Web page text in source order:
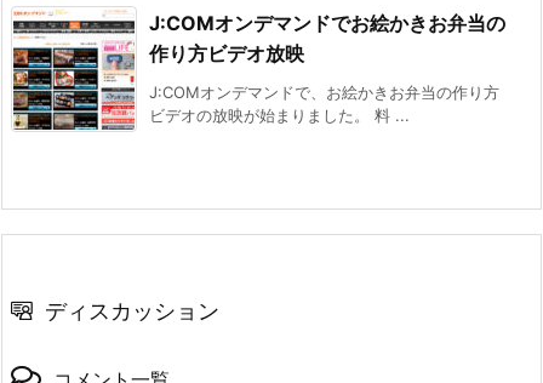
J:COMオンデマンドでお絵かきお弁当の
作り方ビデオ放映
J:COMオンデマンドで、お絵かきお弁当の作り方
ビデオの放映が始まりました。 料 ...
ディスカッション